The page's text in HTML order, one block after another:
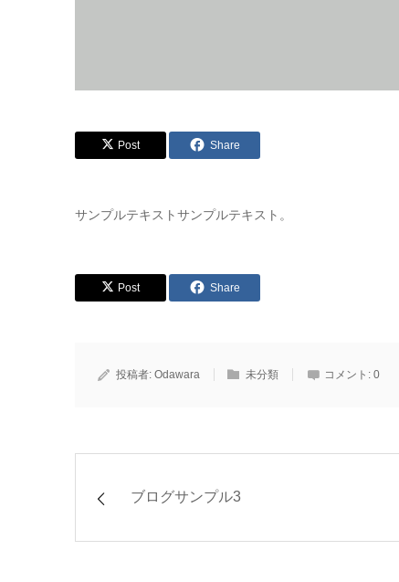
Post Share
サンプルテキストサンプルテキスト。
Post Share
投稿者: Odawara 未分類 コメント: 0
ブログサンプル3